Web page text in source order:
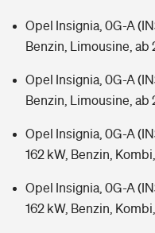
Opel Insignia, 0G-A
Benzin, Limousine, ab
Opel Insignia, 0G-A
Benzin, Limousine, ab
Opel Insignia, 0G-A
162 kW, Benzin,
Opel Insignia, 0G-A
162 kW, Benzin,